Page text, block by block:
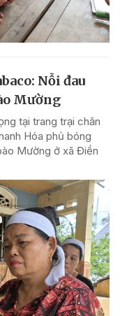
Nỗi đau
Mường
tại trang trại chăn
Hóa phủ bóng
Mường ở xã Điền